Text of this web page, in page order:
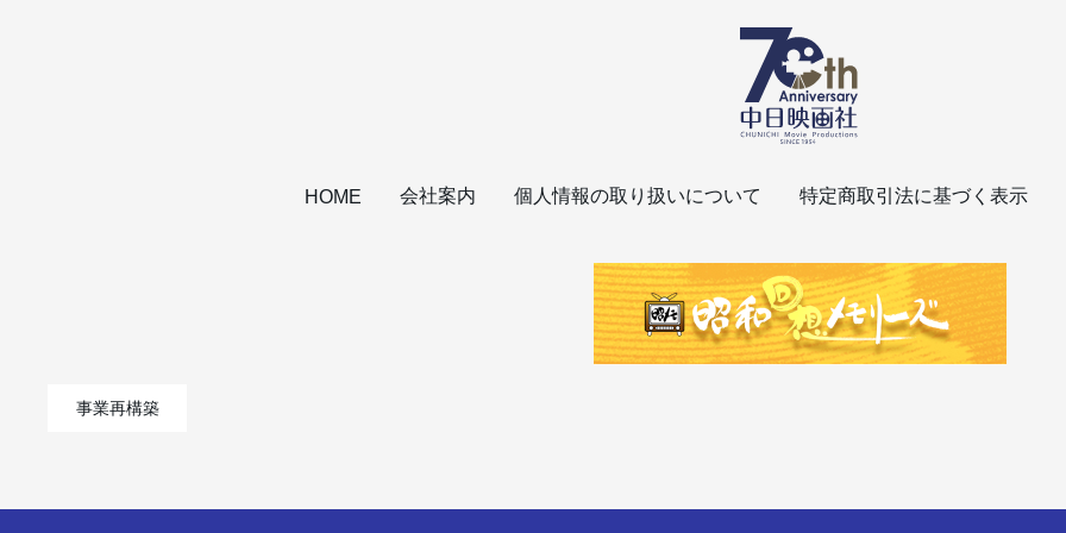
HOME 会社案内 個人情報の取り扱いについて 特定商取引法に基づく表示
事業再構築